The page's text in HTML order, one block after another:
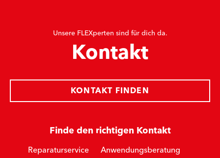
Unsere FLEXperten sind für dich da.
Kontakt
Finde den richtigen Kontakt
Reparaturservice Anwendungsberatung
KONTAKT FINDEN